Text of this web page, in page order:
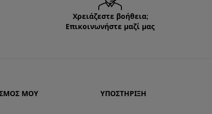
Χρειάζεστε βοήθεια;
Επικοινωνήστε μαζί μας
ΜΟΥ ΥΠΟΣΤΉΡΙΞΗ